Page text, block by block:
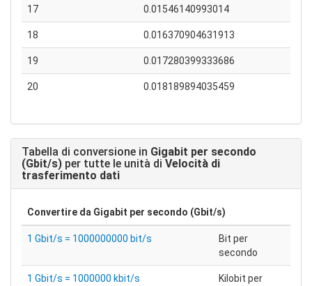
17 0.01546140993014
18 0.016370904631913
19 0.017280399333686
20 0.018189894035459
Tabella di conversione in Gigabit per secondo
(Gbit/s) per tutte le unità di Velocità di
trasferimento dati
Convertire da Gigabit per secondo (Gbit/s)
1 Gbit/s = 1000000000 bit/s
Bit per
secondo
1 Gbit/s = 1000000 kbit/s
Kilobit per